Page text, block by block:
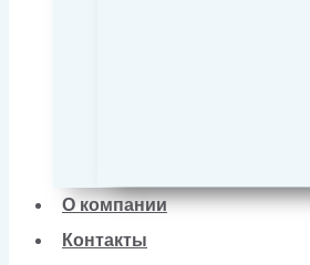
О компании
Контакты